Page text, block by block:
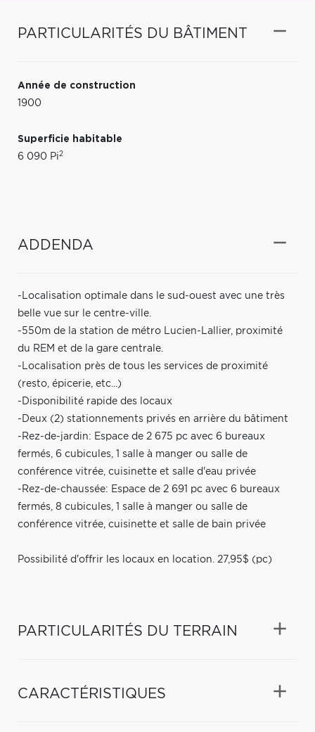
PARTICULARITÉS DU BÂTIMENT
Année de construction
1900
Superficie habitable
6 090 Pi2
ADDENDA
-Localisation optimale dans le sud-ouest avec une très
belle vue sur le centre-ville.
-550m de la station de métro Lucien-Lallier, proximité
du REM et de la gare centrale.
-Localisation près de tous les services de proximité
(resto, épicerie, etc...)
-Disponibilité rapide des locaux
-Deux (2) stationnements privés en arrière du bâtiment
-Rez-de-jardin: Espace de 2 675 pc avec 6 bureaux
fermés, 6 cubicules, 1 salle à manger ou salle de
conférence vitrée, cuisinette et salle d'eau privée
-Rez-de-chaussée: Espace de 2 691 pc avec 6 bureaux
fermés, 8 cubicules, 1 salle à manger ou salle de
conférence vitrée, cuisinette et salle de bain privée
Possibilité d'offrir les locaux en location. 27,95$ (pc)
PARTICULARITÉS DU TERRAIN
CARACTÉRISTIQUES